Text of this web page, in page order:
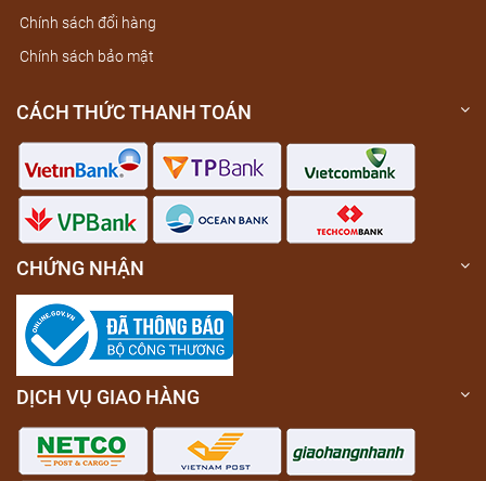
Chính sách đổi hàng
Chính sách bảo mật
CÁCH THỨC THANH TOÁN
CHỨNG NHẬN
DỊCH VỤ GIAO HÀNG